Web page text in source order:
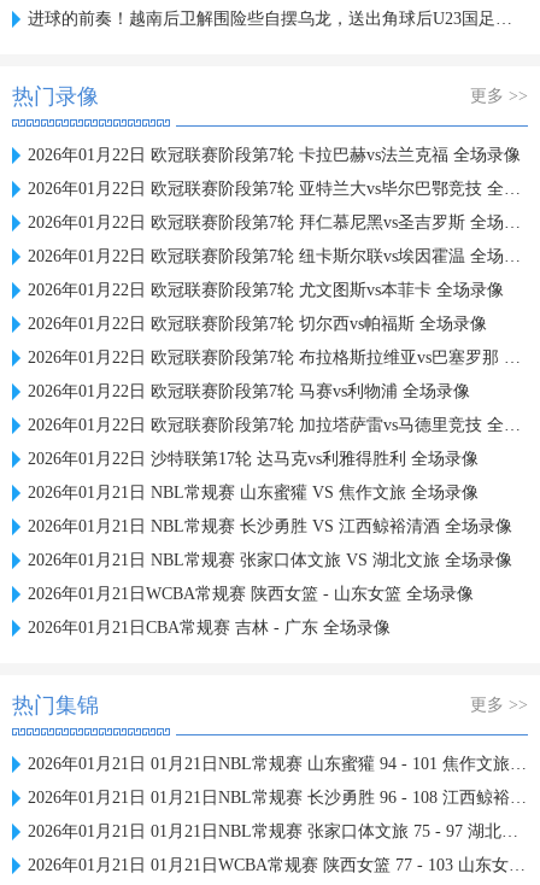
进球的前奏！越南后卫解围险些自摆乌龙，送出角球后U23国足破门
热门录像 更多 >>
2026年01月22日 欧冠联赛阶段第7轮 卡拉巴赫vs法兰克福 全场录像
2026年01月22日 欧冠联赛阶段第7轮 亚特兰大vs毕尔巴鄂竞技 全场录像
2026年01月22日 欧冠联赛阶段第7轮 拜仁慕尼黑vs圣吉罗斯 全场录像
2026年01月22日 欧冠联赛阶段第7轮 纽卡斯尔联vs埃因霍温 全场录像
2026年01月22日 欧冠联赛阶段第7轮 尤文图斯vs本菲卡 全场录像
2026年01月22日 欧冠联赛阶段第7轮 切尔西vs帕福斯 全场录像
2026年01月22日 欧冠联赛阶段第7轮 布拉格斯拉维亚vs巴塞罗那 全场录像
2026年01月22日 欧冠联赛阶段第7轮 马赛vs利物浦 全场录像
2026年01月22日 欧冠联赛阶段第7轮 加拉塔萨雷vs马德里竞技 全场录像
2026年01月22日 沙特联第17轮 达马克vs利雅得胜利 全场录像
2026年01月21日 NBL常规赛 山东蜜獾 VS 焦作文旅 全场录像
2026年01月21日 NBL常规赛 长沙勇胜 VS 江西鲸裕清酒 全场录像
2026年01月21日 NBL常规赛 张家口体文旅 VS 湖北文旅 全场录像
2026年01月21日WCBA常规赛 陕西女篮 - 山东女篮 全场录像
2026年01月21日CBA常规赛 吉林 - 广东 全场录像
热门集锦 更多 >>
2026年01月21日 01月21日NBL常规赛 山东蜜獾 94 - 101 焦作文旅 全场集锦
2026年01月21日 01月21日NBL常规赛 长沙勇胜 96 - 108 江西鲸裕清酒 全场集锦
2026年01月21日 01月21日NBL常规赛 张家口体文旅 75 - 97 湖北文旅 全场集锦
2026年01月21日 01月21日WCBA常规赛 陕西女篮 77 - 103 山东女篮 全场集锦